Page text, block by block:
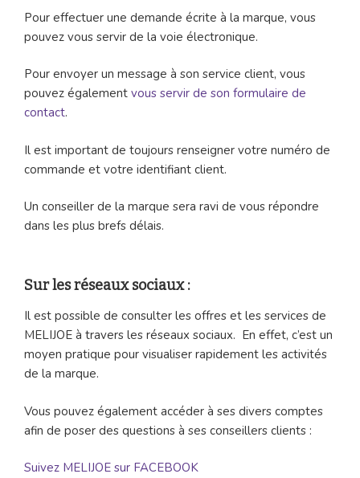
Pour effectuer une demande écrite à la marque, vous
pouvez vous servir de la voie électronique.
Pour envoyer un message à son service client, vous
pouvez également vous servir de son formulaire de
contact.
Il est important de toujours renseigner votre numéro de
commande et votre identifiant client.
Un conseiller de la marque sera ravi de vous répondre
dans les plus brefs délais.
Sur les réseaux sociaux :
Il est possible de consulter les offres et les services de
MELIJOE à travers les réseaux sociaux. En effet, c’est un
moyen pratique pour visualiser rapidement les activités
de la marque.
Vous pouvez également accéder à ses divers comptes
afin de poser des questions à ses conseillers clients :
Suivez MELIJOE sur FACEBOOK